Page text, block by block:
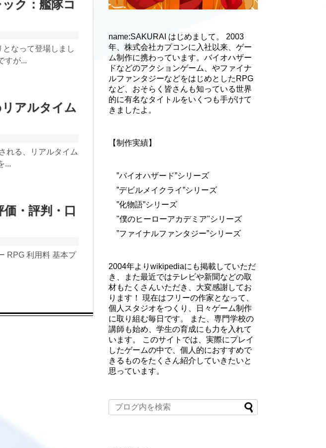
ク：艦隊コ
なって登場しまし
すが...
リアルタイム
れる、リアルタイム
...
価・評判・口
RPG 利用料 基本プ
name:SAKURAI はじめまして。 2003
年、株式会社カプコンに入社以来、ゲー
ム制作に携わっています。バイオハザー
ドなどのアクションゲーム、やファイナ
ルファンタジーなどをはじめとしたRPG
など、おそらく皆さんも知っている世界
的に有名なタイトルをいくつも手がけて
きましたよ。
【制作実績】
”バイオハザード”シリーズ
”デビルメイクライ”シリーズ
”化物語”シリーズ
"僕のヒーローアカデミア"シリーズ
”ファイナルファンタジー”シリーズ
2004年よりwikipediaにも掲載していただ
き、また最近ではテレビや新聞などの取
材もたくさんいただき、大変感謝してお
ります！ 現在はフリーの作家となって、
個人スタジオをつくり、日々ゲーム制作
に取り組む毎日です。 また、専門学校の
講師も始め、学生の育成にも力を入れて
います。 このサイトでは、実際にプレイ
したゲームの中で、個人的におすすめで
きるものをたくさん紹介していきたいと
思っています。
キング